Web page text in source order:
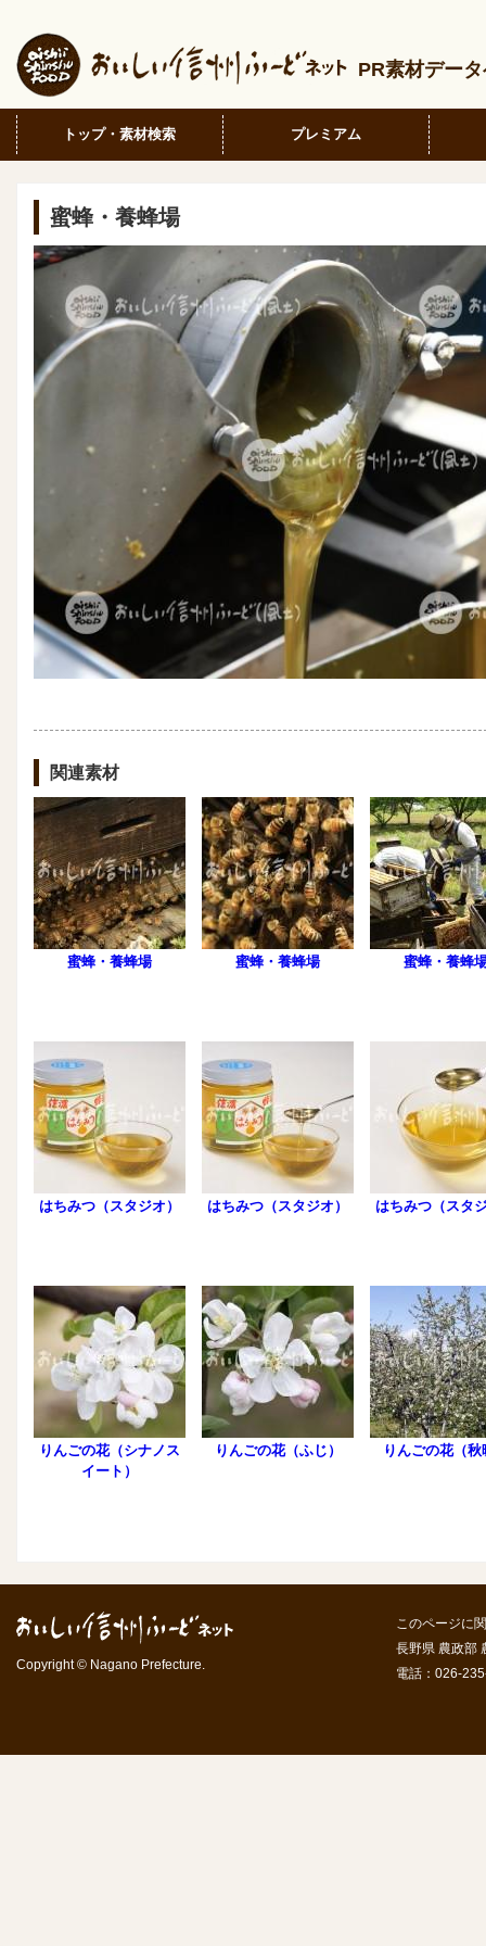
PR素材デー
トップ・素材検索 プレミアム
蜜蜂・養蜂場
関連素材
蜜蜂・養蜂場 蜜蜂・養蜂場 蜜蜂・養蜂
はちみつ（スタジオ） はちみつ（スタジオ） はちみつ（スタ
りんごの花（シナノス
イート）
りんごの花（ふじ） りんごの花（秋
Copyright © Nagano Prefecture.
このページに
長野県 農政部
電話：026-